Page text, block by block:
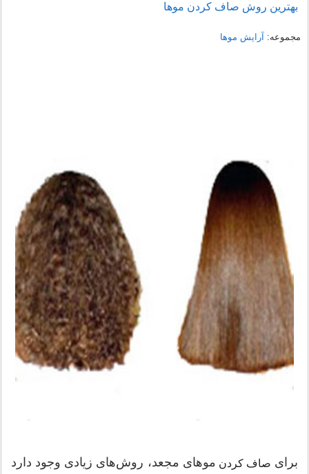
بهترين روش صاف کردن موها
مجموعه: آرایش موها
برای صاف کردن موهای مجعد، روش‌های زیادی وجود دارد